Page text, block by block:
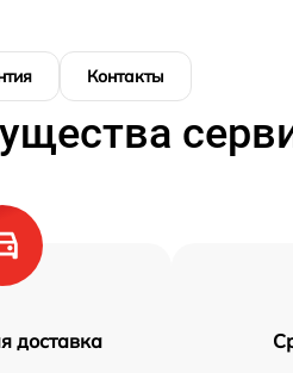
Контакты
доставка